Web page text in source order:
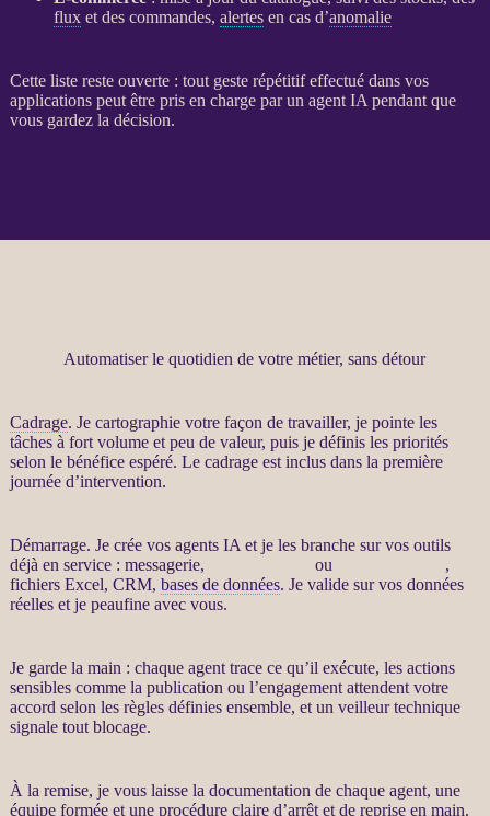
fluxet des commandes, alertesen cas d’anomalie
Cette liste reste ouverte : tout geste répétitif effectué dans vos
applicationspeut être pris en charge par un agent IA pendant que
vous gardez la décision.
Automatiser le quotidien de votre métier, sans détour
Cadrage. Je cartographie votre façon de travailler, je pointe les
tâches à fort volume et peu de valeur, puis je définis les priorités
selon le bénéfice espéré. Le cadrageest inclus dans la première
journée d’intervention.
Démarrage. Je crée vos agents IA et je les branche sur vos outils
déjà en service : messagerie,
ou
,
fichiers Excel, CRM, bases de données. Je valide sur vos données
réelles et je peaufine avec vous.
Je garde la main : chaque agenttrace ce qu’il exécute, les actions
sensibles comme la publication ou l’engagement attendent votre
accord selon les règles définies ensemble, et un veilleur technique
signale tout blocage.
À la remise, je vous laisse la documentation de chaque agent, une
équipe formée et une procédure claire d’arrêt et de reprise en main.